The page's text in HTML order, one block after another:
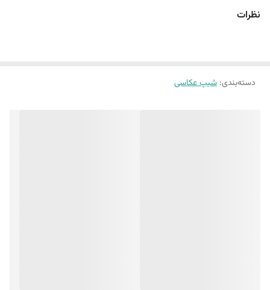
نظرات
دسته‌بندی: شیپ عکاسی